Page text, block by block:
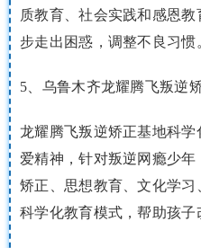
质教育、社会实践和感恩
步走出困惑，调整不良习惯
5、乌鲁木齐龙耀腾飞叛逆
龙耀腾飞叛逆矫正基地科
爱精神，针对叛逆网瘾少
矫正、思想教育、文化学
科学化教育模式，帮助孩子